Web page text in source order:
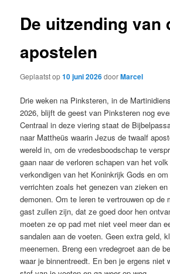
De uitzending van
apostelen
Geplaatst op10 juni 2026doorMarcel
Drie weken na Pinksteren, in de
2026, blijft de geest van Pinksteren nog
Centraal in deze viering staat de
naar Mattheüs waarin Jezus de twaalf
wereld in, om de vredesboodschap te
gaan naar de verloren schapen van het
verkondigen van het Koninkrijk Gods en
verrichten zoals het genezen van zieken
demonen. Om te leren te vertrouwen op de
gast zullen zijn, dat ze goed door hen
moeten ze op pad met niet veel meer dan
sandalen aan de voeten. Geen extra geld,
meenemen. Breng een vredegroet aan de
waar je binnentreedt. En ben je ergens niet